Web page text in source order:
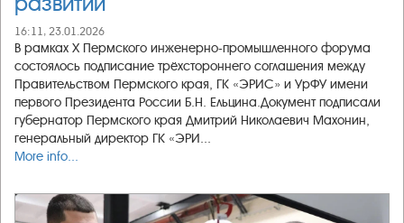
16:11, 23.01.2026
В рамках X Пермского инженерно-промышленного форума
состоялось подписание трёхстороннего соглашения между
Правительством Пермского края, ГК «ЭРИС» и УрФУ имени
первого Президента России Б.Н. Ельцина.Документ подписали
губернатор Пермского края Дмитрий Николаевич Махонин,
генеральный директор ГК «ЭРИ...
More info...